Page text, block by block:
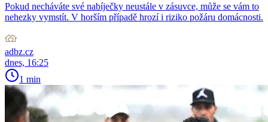
Pokud necháváte své nabíječky neustále v zásuvce, může se vám to
nehezky vymstít. V horším případě hrozí i riziko požáru domácnosti.
adbz.cz
dnes, 16:25
1 min